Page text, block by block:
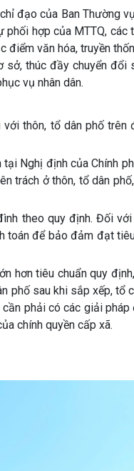
đạo của Ban Thường
phối hợp của MTTQ, các
điểm văn hóa, truyền
sở, thúc đầy chuyển đổi
vụ nhân dân.
thôn, tổ dân phố trên
Nghị định của Chính
trách ở thôn, tổ dân
theo quy định. Đối với
toán để bảo đảm đạt
hơn tiêu chuẩn quy
phố sau khi sắp xếp, tổ
phải có các giải pháp
chính quyền cấp xã.